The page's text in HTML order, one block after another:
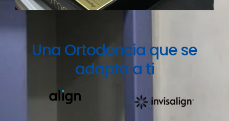
Una Ortodoncia que se
adapta a ti